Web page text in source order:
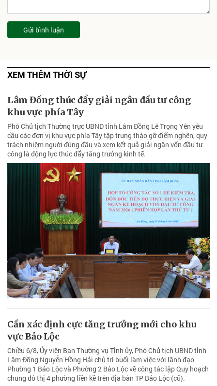
Gửi bình luận
XEM THÊM THỜI SỰ
Lâm Đồng thúc đẩy giải ngân đầu tư công
khu vực phía Tây
Phó Chủ tịch Thường trực UBND tỉnh Lâm Đồng Lê Trọng Yên yêu
cầu các đơn vị khu vực phía Tây tập trung tháo gỡ điểm nghẽn, quy
trách nhiệm người đứng đầu và xem kết quả giải ngân vốn đầu tư
công là động lực thúc đẩy tăng trưởng kinh tế.
Cần xác định cực tăng trưởng mới cho khu
vực Bảo Lộc
Chiều 6/8, Ủy viên Ban Thường vụ Tỉnh ủy, Phó Chủ tịch UBND tỉnh
Lâm Đồng Nguyễn Hồng Hải chủ trì buổi làm việc với lãnh đạo
Phường 1 Bảo Lộc và Phường 2 Bảo Lộc về công tác lập Quy hoạch
chung đô thị 4 phường liền kề trên địa bàn TP Bảo Lộc (cũ).